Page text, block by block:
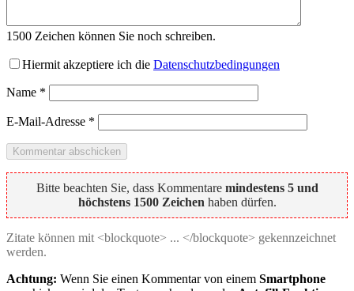
1500 Zeichen können Sie noch schreiben.
Hiermit akzeptiere ich die Datenschutzbedingungen
Name *
E-Mail-Adresse *
Bitte beachten Sie, dass Kommentare mindestens 5 und
höchstens 1500 Zeichen haben dürfen.
Zitate können mit <blockquote> ... </blockquote> gekennzeichnet
werden.
Achtung: Wenn Sie einen Kommentar von einem Smartphone